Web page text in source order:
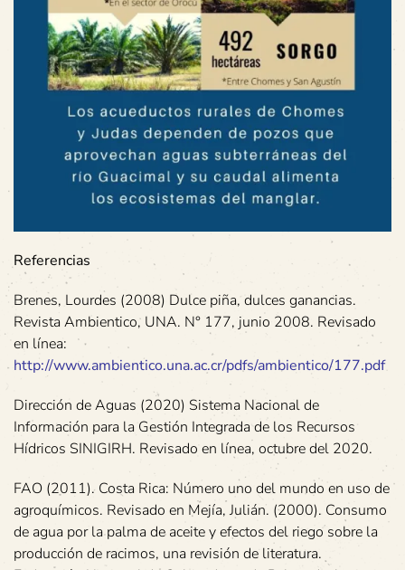
Referencias
Brenes, Lourdes (2008) Dulce piña, dulces ganancias.
Revista Ambientico, UNA. N° 177, junio 2008. Revisado
en línea:
http://www.ambientico.una.ac.cr/pdfs/ambientico/177.pdf
Dirección de Aguas (2020) Sistema Nacional de
Información para la Gestión Integrada de los Recursos
Hídricos SINIGIRH. Revisado en línea, octubre del 2020.
FAO (2011). Costa Rica: Número uno del mundo en uso de
agroquímicos. Revisado en Mejía, Julián. (2000). Consumo
de agua por la palma de aceite y efectos del riego sobre la
producción de racimos, una revisión de literatura.